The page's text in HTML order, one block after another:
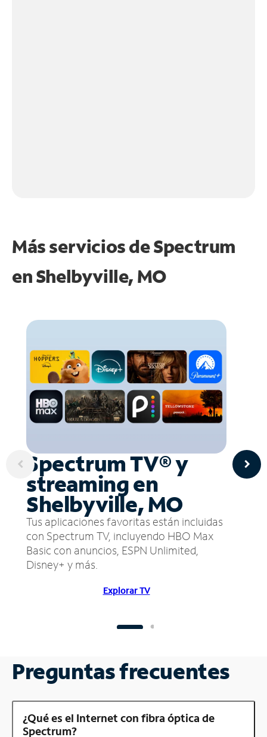
Más servicios de Spectrum
enShelbyville, MO
Spectrum TV® y
streaming en
Shelbyville, MO
Tus aplicaciones favoritas están incluidas
con Spectrum TV, incluyendo HBO Max
Basic con anuncios, ESPN Unlimited,
Disney+ y más.
Explorar TV
Preguntas frecuentes
¿Qué es el Internet con fibra óptica de
Spectrum?